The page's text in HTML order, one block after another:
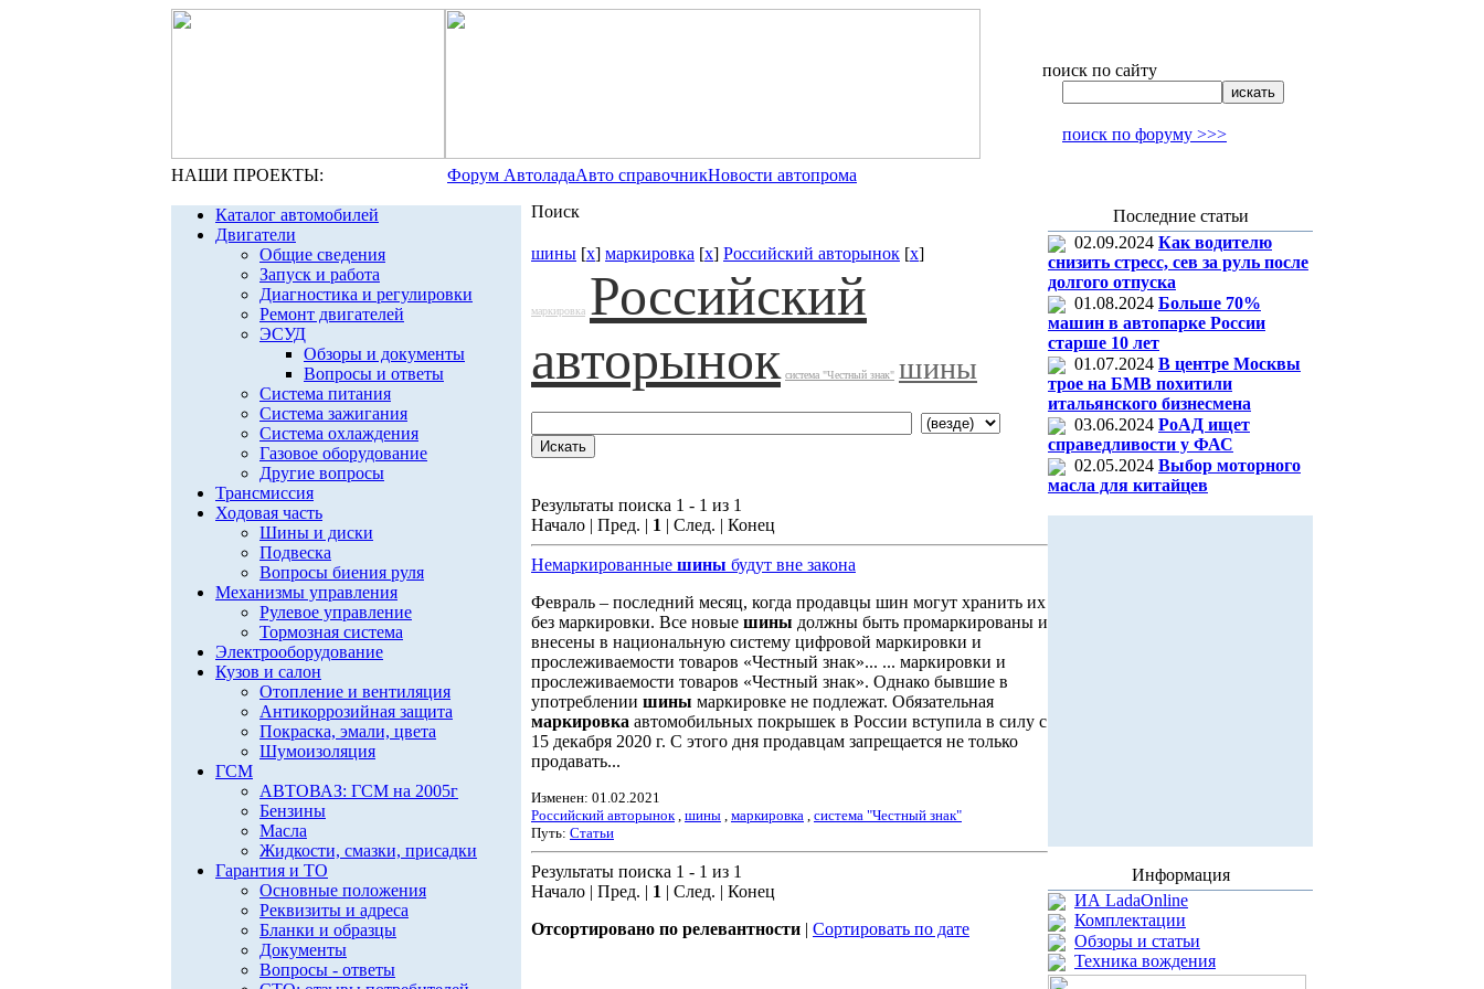
поиск по сайту
поиск по форуму >>>
НАШИ ПРОЕКТЫ: Форум АвтоладаАвто справочникНовости автопрома
Каталог автомобилей
Двигатели
Общие сведения
Запуск и работа
Диагностика и регулировки
Ремонт двигателей
ЭСУД
Обзоры и документы
Вопросы и ответы
Система питания
Система зажигания
Система охлаждения
Газовое оборудование
Другие вопросы
Трансмиссия
Ходовая часть
Шины и диски
Подвеска
Вопросы биения руля
Механизмы управления
Рулевое управление
Тормозная система
Электрооборудование
Кузов и салон
Отопление и вентиляция
Антикоррозийная защита
Покраска, эмали, цвета
Шумоизоляция
ГСМ
АВТОВАЗ: ГСМ на 2005г
Бензины
Масла
Жидкости, смазки, присадки
Гарантия и ТО
Основные положения
Реквизиты и адреса
Бланки и образцы
Документы
Вопросы - ответы
Поиск
шины [x] маркировка [x] Российский авторынок [x]
маркировка Российский
авторынок система "Честный знак" шины
Результаты поиска 1 - 1 из 1
Начало | Пред. | 1 | След. | Конец
Немаркированные шины будут вне закона
Февраль – последний месяц, когда продавцы шин могут хранить их
без маркировки. Все новые шины должны быть промаркированы и
внесены в национальную систему цифровой маркировки и
прослеживаемости товаров «Честный знак»... ... маркировки и
прослеживаемости товаров «Честный знак». Однако бывшие в
употреблении шины маркировке не подлежат. Обязательная
маркировка автомобильных покрышек в России вступила в силу с
15 декабря 2020 г. С этого дня продавцам запрещается не только
продавать...
Изменен: 01.02.2021
Российский авторынок, шины , маркировка , система "Честный знак"
Путь: Статьи
Результаты поиска 1 - 1 из 1
Начало | Пред. | 1 | След. | Конец
Отсортировано по релевантности | Сортировать по дате
Последние статьи
02.09.2024 Как водителю
снизить стресс, сев за руль после
долгого отпуска
01.08.2024 Больше 70%
машин в автопарке России
старше 10 лет
01.07.2024 В центре Москвы
трое на БМВ похитили
итальянского бизнесмена
03.06.2024 РоАД ищет
справедливости у ФАС
02.05.2024 Выбор моторного
масла для китайцев
Информация
ИА LadaOnline
Комплектации
Обзоры и статьи
Техника вождения